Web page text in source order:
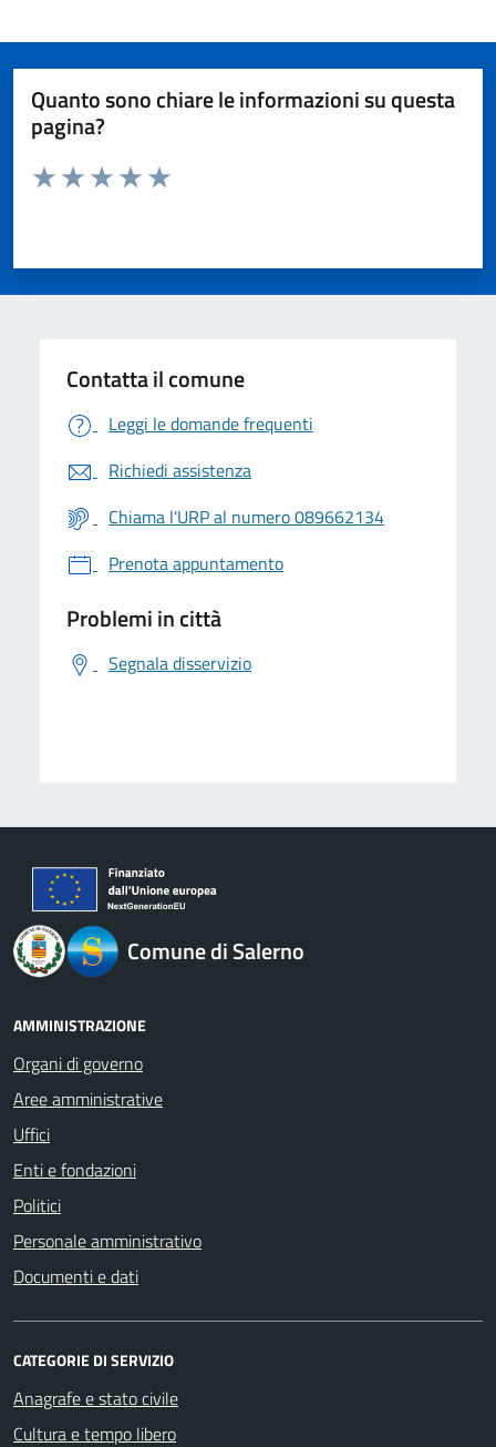
Quanto sono chiare le informazioni su questa
pagina?
Valuta da 1 a 5 stelle la pagina
Contatta il comune
Leggi le domande frequenti
Richiedi assistenza
Chiama l'URP al numero 089662134
Prenota appuntamento
Problemi in città
Segnala disservizio
logo Unione Europea
Comune di Salerno
AMMINISTRAZIONE
Organi di governo
Aree amministrative
Uffici
Enti e fondazioni
Politici
Personale amministrativo
Documenti e dati
CATEGORIE DI SERVIZIO
Anagrafe e stato civile
Cultura e tempo libero